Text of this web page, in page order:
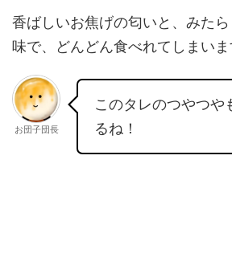
香ばしいお焦げの匂いと、みた
味で、どんどん食べれてしまい
お団子団長
このタレのつやつや
るね！